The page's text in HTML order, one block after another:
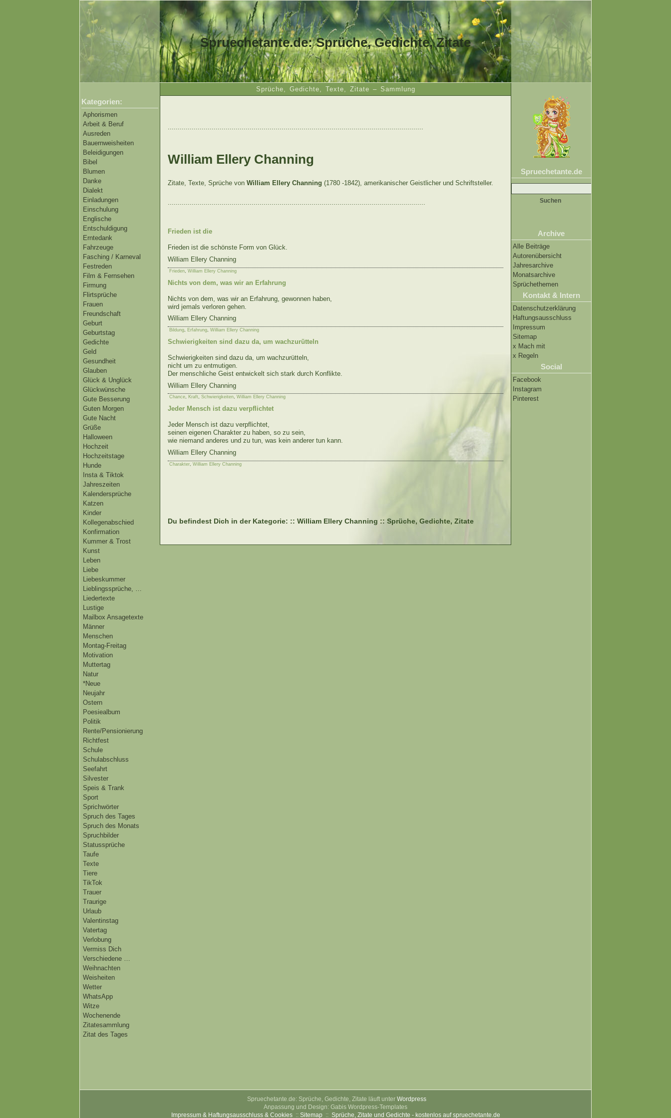
Spruechetante.de: Sprüche, Gedichte, Zitate
Sprüche, Gedichte, Texte, Zitate – Sammlung
Kategorien:
Aphorismen
Arbeit & Beruf
Ausreden
Bauernweisheiten
Beleidigungen
Bibel
Blumen
Danke
Dialekt
Einladungen
Einschulung
Englische
Entschuldigung
Erntedank
Fahrzeuge
Fasching / Karneval
Festreden
Film & Fernsehen
Firmung
Flirtsprüche
Frauen
Freundschaft
Geburt
Geburtstag
Gedichte
Geld
Gesundheit
Glauben
Glück & Unglück
Glückwünsche
Gute Besserung
Guten Morgen
Gute Nacht
Grüße
Halloween
Hochzeit
Hochzeitstage
Hunde
Insta & Tiktok
Jahreszeiten
Kalendersprüche
Katzen
Kinder
Kollegenabschied
Konfirmation
Kummer & Trost
Kunst
Leben
Liebe
Liebeskummer
Lieblingssprüche, …
Liedertexte
Lustige
Mailbox Ansagetexte
Männer
Menschen
Montag-Freitag
Motivation
Muttertag
Natur
*Neue
Neujahr
Ostern
Poesiealbum
Politik
Rente/Pensionierung
Richtfest
Schule
Schulabschluss
Seefahrt
Silvester
Speis & Trank
Sport
Sprichwörter
Spruch des Tages
Spruch des Monats
Spruchbilder
Statussprüche
Taufe
Texte
Tiere
TikTok
Trauer
Traurige
Urlaub
Valentinstag
Vatertag
Verlobung
Vermiss Dich
Verschiedene …
Weihnachten
Weisheiten
Wetter
WhatsApp
Witze
Wochenende
Zitatesammlung
Zitat des Tages
Spruechetante.de
Suche
nach:
Archive
Alle Beiträge
Autorenübersicht
Jahresarchive
Monatsarchive
Sprüchethemen
Kontakt & Intern
Datenschutzerklärung
Haftungsausschluss
Impressum
Sitemap
x Mach mit
x Regeln
Social
Facebook
Instagram
Pinterest
William Ellery Channing
Zitate, Texte, Sprüche von William Ellery Channing (1780 -1842), amerikanischer Geistlicher und Schriftsteller.
.................................................................................................................................
Frieden ist die
Frieden ist die schönste Form von Glück.
William Ellery Channing
Frieden William Ellery Channing
Nichts von dem, was wir an Erfahrung
Nichts von dem, was wir an Erfahrung, gewonnen haben,
wird jemals verloren gehen.
William Ellery Channing
Bildung, Erfahrung, William Ellery Channing
Schwierigkeiten sind dazu da, um wachzurütteln
Schwierigkeiten sind dazu da, um wachzurütteln,
nicht um zu entmutigen.
Der menschliche Geist entwickelt sich stark durch Konflikte.
William Ellery Channing
Chance, Kraft, Schwierigkeiten, William Ellery Channing
Jeder Mensch ist dazu verpflichtet
Jeder Mensch ist dazu verpflichtet,
seinen eigenen Charakter zu haben, so zu sein,
wie niemand anderes und zu tun, was kein anderer tun kann.
William Ellery Channing
Charakter William Ellery Channing
Du befindest Dich in der Kategorie: :: William Ellery Channing :: Sprüche, Gedichte, Zitate
Spruechetante.de: Sprüche, Gedichte, Zitate läuft unter Wordpress
Anpassung und Design: Gabis Wordpress-Templates
Impressum & Haftungsausschluss & Cookies:: Sitemap :: Sprüche, Zitate und Gedichte - kostenlos auf spruechetante.de